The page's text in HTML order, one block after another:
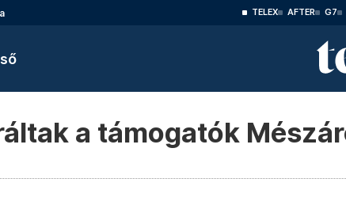
TELEX AFTER G7
a támogatók